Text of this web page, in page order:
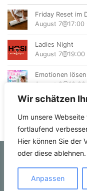
Wir schätzen
Um unsere
fortlaufend
Hier können Sie der
oder diese ablehnen.
Anpassen
Friday Reset im
August 7@17:00
Ladies Night
August 7@19:00
Emotionen
August 8@10:00
Kontakt